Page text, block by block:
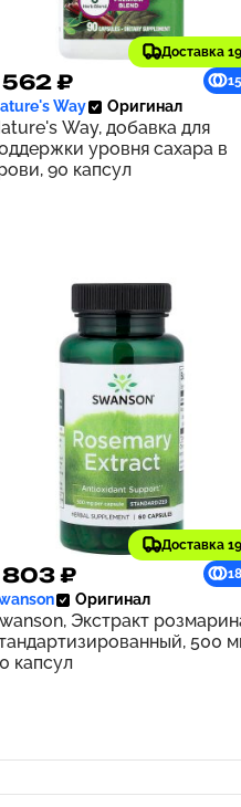
Доставка
562 ₽
Way Оригинал
Way, добавка для
уровня сахара в
90 капсул
Доставка
803 ₽
Оригинал
Экстракт
500
капсул